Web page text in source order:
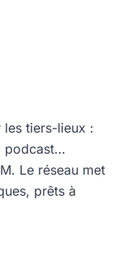
les tiers-lieux :
podcast…
Le réseau met
prêts à